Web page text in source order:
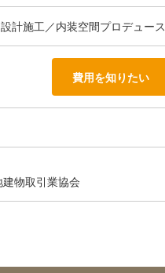
計施工／内装空間プロデュース
費用を知りたい
物取引業協会